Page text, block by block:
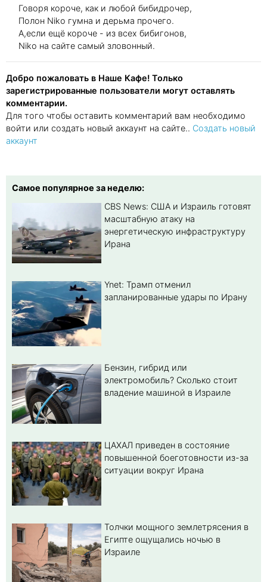
Говоря короче, как и любой бибидрочер,
Полон Niko гумна и дерьма прочего.
А,если ещё короче - из всех бибигонов,
Niko на сайте самый зловонный.
Добро пожаловать в Наше Кафе! Только
зарегистрированные пользователи могут оставлять
комментарии.
Для того чтобы оставить комментарий вам необходимо
войти или создать новый аккаунт на сайте.. Создать новый
аккаунт
Самое популярное за неделю:
CBS News: США и Израиль готовят
масштабную атаку на
энергетическую инфраструктуру
Ирана
Ynet: Трамп отменил
запланированные удары по Ирану
Бензин, гибрид или
электромобиль? Cколько стоит
владение машиной в Израиле
ЦАХАЛ приведен в состояние
повышенной боеготовности из-за
ситуации вокруг Ирана
Толчки мощного землетрясения в
Египте ощущались ночью в
Израиле